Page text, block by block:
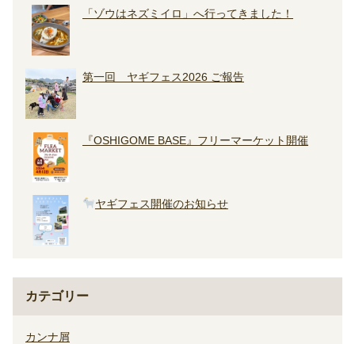
「ゾウはネズミイロ」へ行ってきました！
第一回 ヤギフェス2026 ご報告
『OSHIGOME BASE』フリーマーケット開催
ヤギフェス開催のお知らせ
カテゴリー
カンナ屑